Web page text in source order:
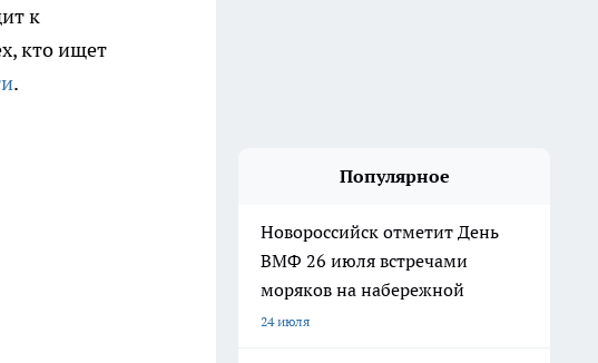
к
кто ищет
.
Популярное
Новороссийск отметит День
ВМФ 26 июля встречами
моряков на набережной
24 июля